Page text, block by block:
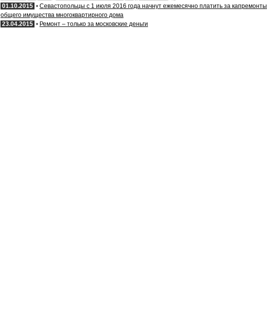
01.10.2015 • Севастопольцы с 1 июля 2016 года начнут ежемесячно платить за капремонты
общего имущества многоквартирного дома
23.04.2015 • Ремонт – только за московские деньги